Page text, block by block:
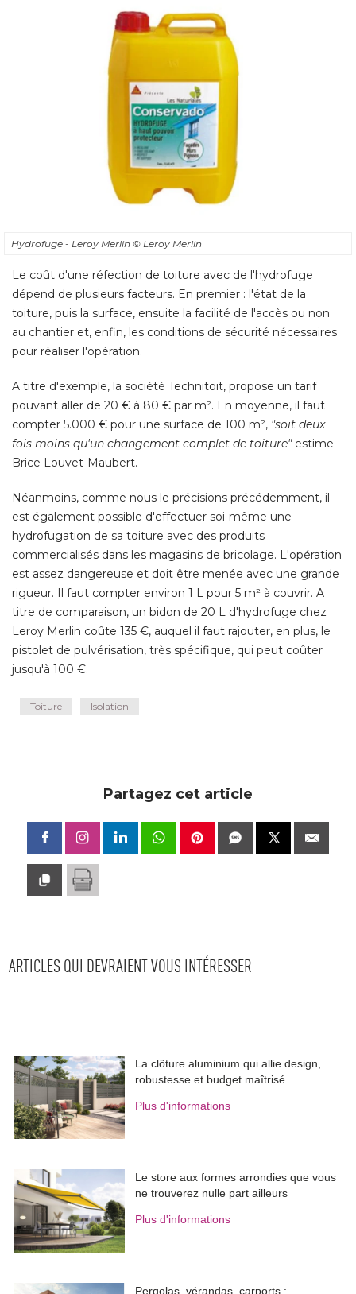
Hydrofuge - Leroy Merlin © Leroy Merlin
Le coût d'une réfection de toiture avec de l'hydrofuge
dépend de plusieurs facteurs. En premier : l'état de la
toiture, puis la surface, ensuite la facilité de l'accès ou non
au chantier et, enfin, les conditions de sécurité nécessaires
pour réaliser l'opération.
A titre d'exemple, la société Technitoit, propose un tarif
pouvant aller de 20 € à 80 € par m². En moyenne, il faut
compter 5.000 € pour une surface de 100 m², "soit deux
fois moins qu'un changement complet de toiture"estime
Brice Louvet-Maubert.
Néanmoins, comme nous le précisions précédemment, il
est également possible d'effectuer soi-même une
hydrofugation de sa toiture avec des produits
commercialisés dans les magasins de bricolage. L'opération
est assez dangereuse et doit être menée avec une grande
rigueur. Il faut compter environ 1 L pour 5 m² à couvrir. A
titre de comparaison, un bidon de 20 L d'hydrofuge chez
Leroy Merlin coûte 135 €, auquel il faut rajouter, en plus, le
pistolet de pulvérisation, très spécifique, qui peut coûter
jusqu'à 100 €.
Toiture Isolation
Partagez cet article
ARTICLES QUI DEVRAIENT VOUS INTÉRESSER
La clôture aluminium qui allie design,
robustesse et budget maîtrisé
Plus d'informations
Le store aux formes arrondies que vous
ne trouverez nulle part ailleurs
Plus d'informations
Pergolas, vérandas, carports :